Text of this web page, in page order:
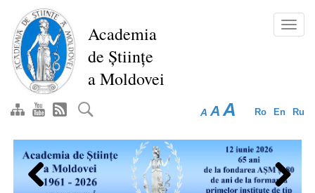
conţinutul
principal
Academia
de Științe
a Moldovei
Ro En Ru
A A A